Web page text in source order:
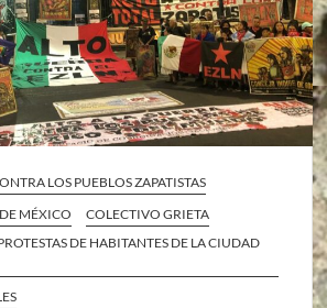
LOS PUEBLOS ZAPATISTAS
MÉXICO
COLECTIVO GRIETA
DE HABITANTES DE LA CIUDAD